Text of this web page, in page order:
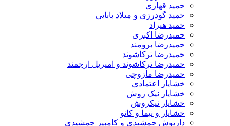
حمید قهاری
حمید گودرزی و میلاد بابایی
حمید هیراد
حمیدرضا اکبری
حمیدرضا برومند
حمیدرضا ترکاشوند
حمیدرضا ترکاشوند و امیریل ارجمند
حمیدرضا مازوچی
خشایار اعتمادی
خشایار نیک روش
خشایار نیکروش
خشایار و نیما و کانو
داریوش جمشیدی و کامبیز جمشیدی